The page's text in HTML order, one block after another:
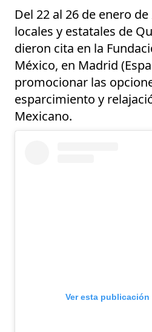
Del 22 al 26 de enero
locales y estatales de
dieron cita en la
México, en Madrid
promocionar las
esparcimiento y
Mexicano.
Ver esta publicación